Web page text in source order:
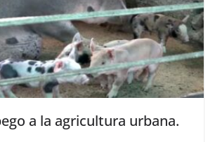
a la agricultura urbana.